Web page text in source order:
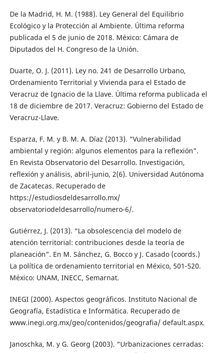
De la Madrid, H. M. (1988). Ley General del Equilibrio
Ecológico y la Protección al Ambiente. Última reforma
publicada el 5 de junio de 2018. México: Cámara de
Diputados del H. Congreso de la Unión.
Duarte, O. J. (2011). Ley no. 241 de Desarrollo Urbano,
Ordenamiento Territorial y Vivienda para el Estado de
Veracruz de Ignacio de la Llave. Última reforma publicada el
18 de diciembre de 2017. Veracruz: Gobierno del Estado de
Veracruz-Llave.
Esparza, F. M. y B. M. A. Díaz (2013). “Vulnerabilidad
ambiental y región: algunos elementos para la reflexión”.
En Revista Observatorio del Desarrollo. Investigación,
reflexión y análisis, abril-junio, 2(6). Universidad Autónoma
de Zacatecas. Recuperado de
https://estudiosdeldesarrollo.mx/
observatoriodeldesarrollo/numero-6/.
Gutiérrez, J. (2013). “La obsolescencia del modelo de
atención territorial: contribuciones desde la teoría de
planeación”. En M. Sánchez, G. Bocco y J. Casado (coords.)
La política de ordenamiento territorial en México, 501-520.
México: UNAM, INECC, Semarnat.
INEGI (2000). Aspectos geográficos. Instituto Nacional de
Geografía, Estadística e Informática. Recuperado de
www.inegi.org.mx/geo/contenidos/geografia/ default.aspx.
Janoschka, M. y G. Georg (2003). “Urbanizaciones cerradas: